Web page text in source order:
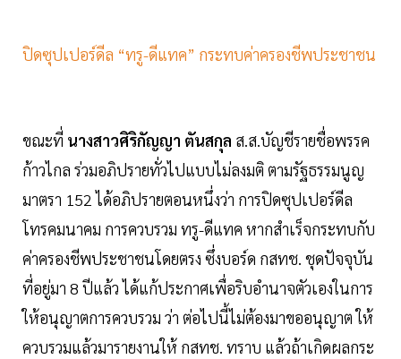
ปิดซุปเปอร์ดีล “ทรู-ดีแทค” กระทบค่าครองชีพประชาชน
ขณะที่ นางสาวศิริกัญญา ตันสกุล ส.ส.บัญชีรายชื่อพรรค
ก้าวไกล ร่วมอภิปรายทั่วไปแบบไม่ลงมติ ตามรัฐธรรมนูญ
มาตรา 152 ได้อภิปรายตอนหนึ่งว่า การปิดซุปเปอร์ดีล
โทรคมนาคม การควบรวม ทรู-ดีแทค หากสำเร็จกระทบกับ
ค่าครองชีพประชาชนโดยตรง ซึ่งบอร์ด กสทช. ชุดปัจจุบัน
ที่อยู่มา 8 ปีแล้ว ได้แก้ประกาศเพื่อริบอำนาจตัวเองในการ
ให้อนุญาตการควบรวม ว่า ต่อไปนี้ไม่ต้องมาขออนุญาต ให้
ควบรวมแล้วมารายงานให้ กสทช. ทราบ แล้วถ้าเกิดผลกระ